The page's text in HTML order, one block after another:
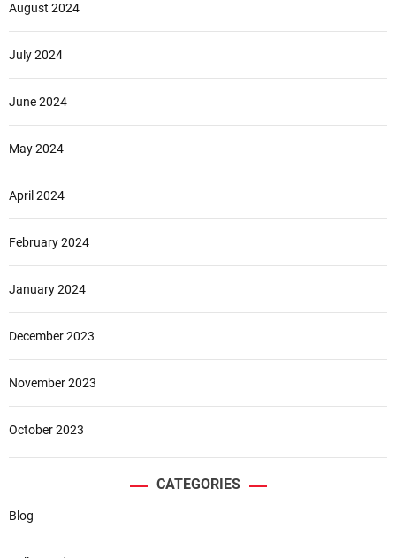
August 2024
July 2024
June 2024
May 2024
April 2024
February 2024
January 2024
December 2023
November 2023
October 2023
CATEGORIES
Blog